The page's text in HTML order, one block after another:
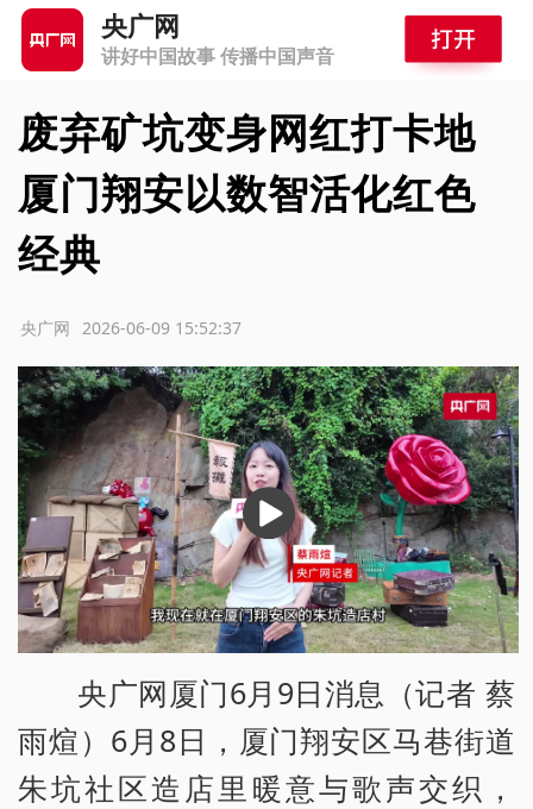
央广网
讲好中国故事 传播中国声音
废弃矿坑变身网红打卡地
厦门翔安以数智活化红色
经典
2026-06-09 15:52:37
央广网
播
放
央广网厦门6月9日消息（记者 蔡
雨煊）6月8日，厦门翔安区马巷街道
朱坑社区造店里暖意与歌声交织，